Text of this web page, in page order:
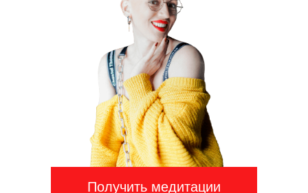
Получить медитации